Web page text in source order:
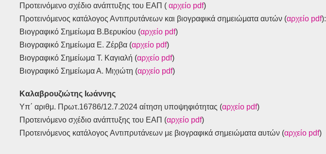
Προτεινόμενο σχέδιο ανάπτυξης του ΕΑΠ ( αρχείο pdf)
Προτεινόμενος κατάλογος Αντιπρυτάνεων και βιογραφικά σημειώματα αυτών (αρχείο pdf):
Βιογραφικό Σημείωμα Β.Βερυκίου (αρχείο pdf)
Βιογραφικό Σημείωμα Ε. Ζέρβα (αρχείο pdf)
Βιογραφικό Σημείωμα Τ. Καγιαλή (αρχείο pdf)
Βιογραφικό Σημείωμα Α. Μιχιώτη (αρχείο pdf)
Καλαβρουζιώτης Ιωάννης
Υπ΄ αριθμ. Πρωτ.16786/12.7.2024 αίτηση υποψηφιότητας (αρχείο pdf)
Προτεινόμενο σχέδιο ανάπτυξης του ΕΑΠ (αρχείο pdf)
Προτεινόμενος κατάλογος Αντιπρυτάνεων με βιογραφικά σημειώματα αυτών (αρχείο pdf)